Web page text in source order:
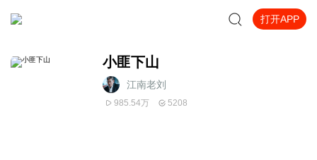
打开APP
小匪下山
江南老刘
985.54万 5208